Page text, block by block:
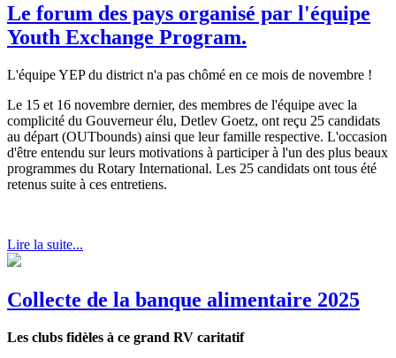
Le forum des pays organisé par l'équipe
Youth Exchange Program.
L'équipe YEP du district n'a pas chômé en ce mois de novembre !
Le 15 et 16 novembre dernier, des membres de l'équipe avec la
complicité du Gouverneur élu, Detlev Goetz, ont reçu 25 candidats
au départ (OUTbounds) ainsi que leur famille respective. L'occasion
d'être entendu sur leurs motivations à participer à l'un des plus beaux
programmes du Rotary International. Les 25 candidats ont tous été
retenus suite à ces entretiens.
Lire la suite...
Collecte de la banque alimentaire 2025
Les clubs fidèles à ce grand RV caritatif